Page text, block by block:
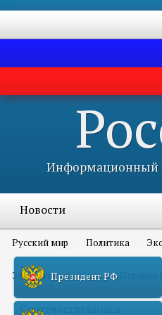
Информационный
Новости
Русский мир Политика
Это интересно всем
Соотечественники
Президент РФ